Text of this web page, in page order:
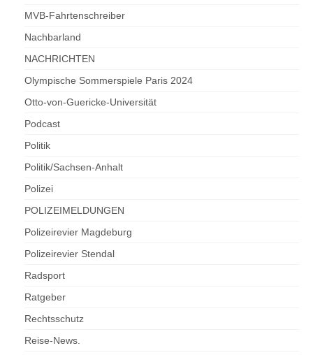
MVB-Fahrtenschreiber
Nachbarland
NACHRICHTEN
Olympische Sommerspiele Paris 2024
Otto-von-Guericke-Universität
Podcast
Politik
Politik/Sachsen-Anhalt
Polizei
POLIZEIMELDUNGEN
Polizeirevier Magdeburg
Polizeirevier Stendal
Radsport
Ratgeber
Rechtsschutz
Reise-News.